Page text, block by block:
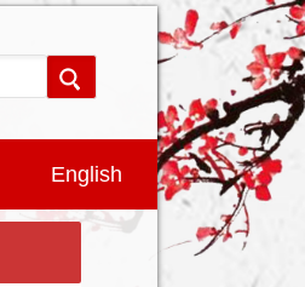
English